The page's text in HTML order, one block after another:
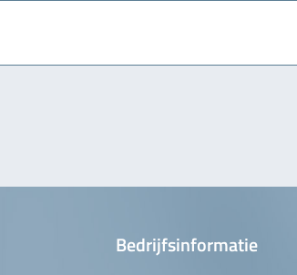
Bedrijfsinformatie